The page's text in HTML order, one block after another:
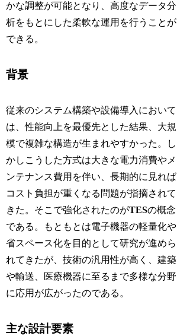
かな調整が可能となり、高度なデータ分
析をもとにした柔軟な運用を行うことが
できる。
背景
従来のシステム構築や設備導入において
は、性能向上を最優先とした結果、大規
模で複雑な構造が生まれやすかった。し
かしこうした方式は大きな電力消費やメ
ンテナンス費用を伴い、長期的に見れば
コスト負担が重くなる問題が指摘されて
きた。そこで強化されたのがTESの概念
である。もともとは電子機器の軽量化や
省スペース化を目的として研究が進めら
れてきたが、技術の汎用性が高く、建築
や輸送、医療機器に至るまで多様な分野
に応用が広がったのである。
主な設計要素